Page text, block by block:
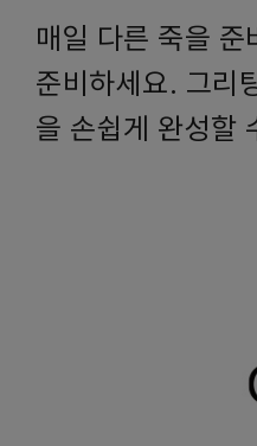
매일 다른 죽을
준비하세요. 그리
을 손쉽게 완성할